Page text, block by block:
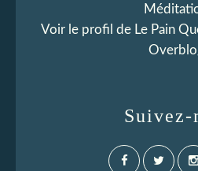
Voir le profil de Le Pain
Suivez-